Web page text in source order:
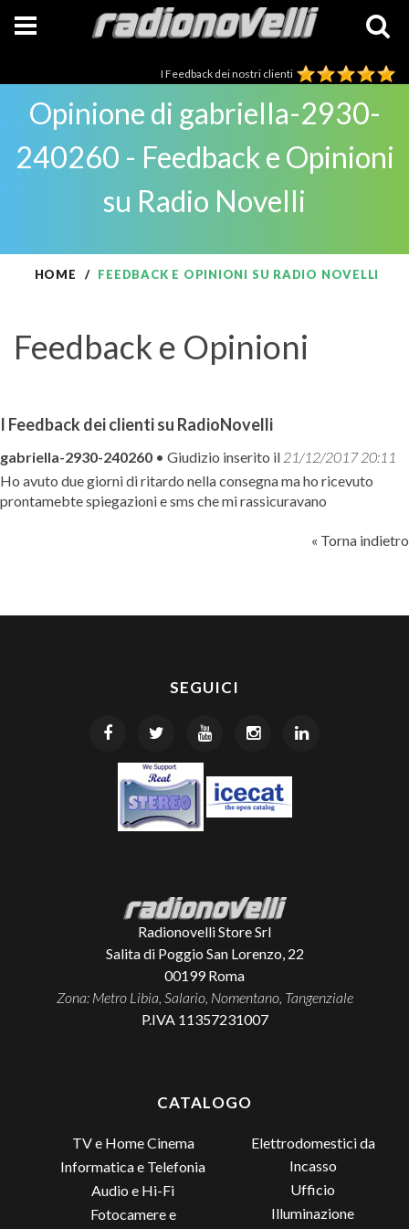
I Feedback dei nostri clienti
Opinione di gabriella-2930-
240260 - Feedback e Opinioni
su Radio Novelli
HOME FEEDBACK E OPINIONI SU RADIO NOVELLI
Feedback e Opinioni
I Feedback dei clienti su RadioNovelli
gabriella-2930-240260 • Giudizio inserito il 21/12/2017 20:11
Ho avuto due giorni di ritardo nella consegna ma ho ricevuto
prontamebte spiegazioni e sms che mi rassicuravano
« Torna indietro
SEGUICI
Radionovelli Store Srl
Salita di Poggio San Lorenzo, 22
00199 Roma
Zona: Metro Libia, Salario, Nomentano, Tangenziale
P.IVA 11357231007
CATALOGO
TV e Home Cinema
Informatica e Telefonia
Audio e Hi-Fi
Fotocamere e
Elettrodomestici da
Incasso
Ufficio
Illuminazione